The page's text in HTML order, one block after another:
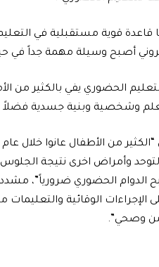
قاعدة قوية مستقبلية في
أصبح وسيلة مهمة جداً في
الحضوري يفي بالكثير
وشخصية وبنية جسدية فضلاً
“الكثير من الأطفال عانوا خلال
وأمراض اخرى نتيجة
الدوام الحضوري ضرورياً”،
الإجراءات الوقائية والتعليمات
وصحي”.